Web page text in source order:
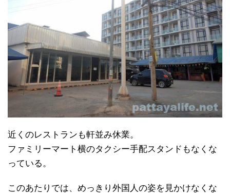
近くのレストランも軒並み休業。
ファミリーマート横のタクシー手配スタンドもなくな
っている。
このあたりでは、めっきり外国人の姿を見かけなくな